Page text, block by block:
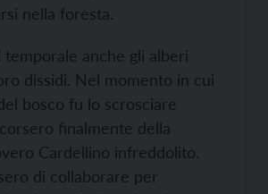
nella foresta.
anche gli alberi
dissidi. Nel momento in cui
bosco fu lo scrosciare
finalmente della
Cardellino infreddolito.
di collaborare per